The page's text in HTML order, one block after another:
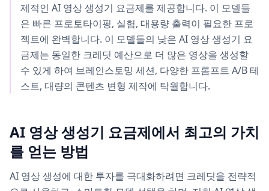
제적인 AI 영상 생성기 요금제를 제공합니다. 이 모델들
은 빠른 프로토타이핑, 실험, 대용량 출력이 필요한 프로
젝트에 완벽합니다. 이 모델들의 낮은 AI 영상 생성기 요
금제는 동일한 크레딧 예산으로 더 많은 영상을 생성할
수 있게 하여 브레인스토밍 세션, 다양한 프롬프트 A/B 테
스트, 대량의 콘텐츠 변형 제작에 탁월합니다.
AI 영상 생성기 요금제에서 최고의 가치
를 얻는 방법
AI 영상 생성에 대한 투자를 극대화하려면 크레딧을 전략적